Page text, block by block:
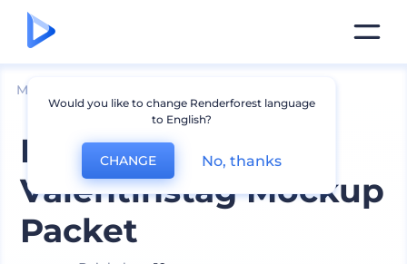
Mockups
Festliches
Valentinstag Mockup
Packet
Would you like to change Renderforest language
to English?
CHANGE No, thanks